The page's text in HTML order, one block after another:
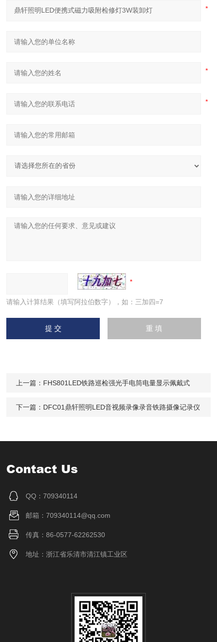
请输入计算结果（填写阿拉伯数字），如：三加四=7
上一篇： FHS801LED铁路巡检强光手电筒电量显示佩戴式
下一篇： DFC01鼎轩照明LED音视频录像录音铁路摄像记录仪
Contact Us
QQ：709340114
邮箱：709340114@qq.com
传真：86-0577-62262530
地址：浙江省乐清市清江镇工业区